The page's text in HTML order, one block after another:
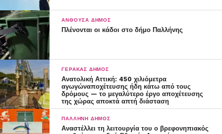
ΑΝΘΟΎΣΑ ΔΉΜΟΣ
Πλένονται οι κάδοι στο δήμο Παλλήνης
ΓΈΡΑΚΑΣ ΔΉΜΟΣ
Ανατολική Αττική: 450 χιλιόμετρα
αγωγώναποχέτευσης ήδη κάτω από τους
δρόμους — το μεγαλύτερο έργο αποχέτευσης
της χώρας αποκτά απτή διάσταση
ΠΑΛΛΉΝΗ ΔΉΜΟΣ
Αναστέλλει τη λειτουργία του ο βρεφονηπιακός